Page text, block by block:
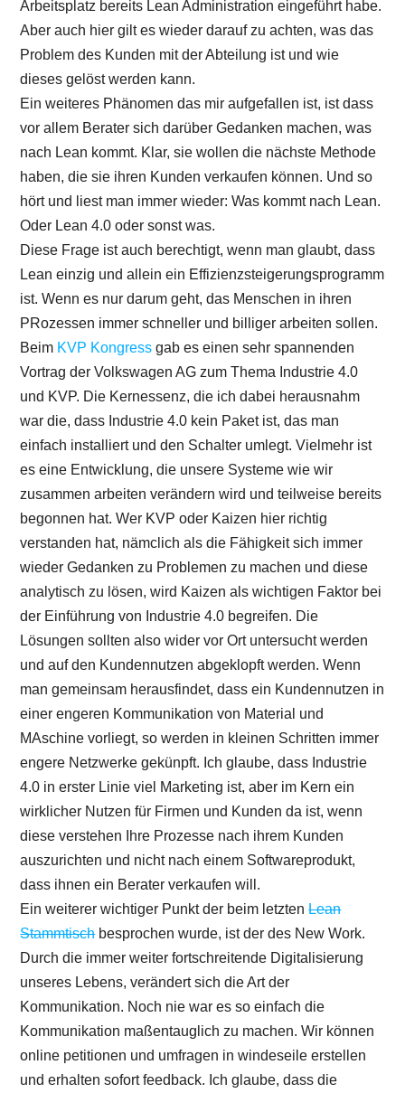
Arbeitsplatz bereits Lean Administration eingeführt habe.
Aber auch hier gilt es wieder darauf zu achten, was das
Problem des Kunden mit der Abteilung ist und wie
dieses gelöst werden kann.
Ein weiteres Phänomen das mir aufgefallen ist, ist dass
vor allem Berater sich darüber Gedanken machen, was
nach Lean kommt. Klar, sie wollen die nächste Methode
haben, die sie ihren Kunden verkaufen können. Und so
hört und liest man immer wieder: Was kommt nach Lean.
Oder Lean 4.0 oder sonst was.
Diese Frage ist auch berechtigt, wenn man glaubt, dass
Lean einzig und allein ein Effizienzsteigerungsprogramm
ist. Wenn es nur darum geht, das Menschen in ihren
PRozessen immer schneller und billiger arbeiten sollen.
Beim KVP Kongress gab es einen sehr spannenden
Vortrag der Volkswagen AG zum Thema Industrie 4.0
und KVP. Die Kernessenz, die ich dabei herausnahm
war die, dass Industrie 4.0 kein Paket ist, das man
einfach installiert und den Schalter umlegt. Vielmehr ist
es eine Entwicklung, die unsere Systeme wie wir
zusammen arbeiten verändern wird und teilweise bereits
begonnen hat. Wer KVP oder Kaizen hier richtig
verstanden hat, nämclich als die Fähigkeit sich immer
wieder Gedanken zu Problemen zu machen und diese
analytisch zu lösen, wird Kaizen als wichtigen Faktor bei
der Einführung von Industrie 4.0 begreifen. Die
Lösungen sollten also wider vor Ort untersucht werden
und auf den Kundennutzen abgeklopft werden. Wenn
man gemeinsam herausfindet, dass ein Kundennutzen in
einer engeren Kommunikation von Material und
MAschine vorliegt, so werden in kleinen Schritten immer
engere Netzwerke gekünpft. Ich glaube, dass Industrie
4.0 in erster Linie viel Marketing ist, aber im Kern ein
wirklicher Nutzen für Firmen und Kunden da ist, wenn
diese verstehen Ihre Prozesse nach ihrem Kunden
auszurichten und nicht nach einem Softwareprodukt,
dass ihnen ein Berater verkaufen will.
Ein weiterer wichtiger Punkt der beim letztenLean
Stammtischbesprochen wurde, ist der des New Work.
Durch die immer weiter fortschreitende Digitalisierung
unseres Lebens, verändert sich die Art der
Kommunikation. Noch nie war es so einfach die
Kommunikation maßentauglich zu machen. Wir können
online petitionen und umfragen in windeseile erstellen
und erhalten sofort feedback. Ich glaube, dass die